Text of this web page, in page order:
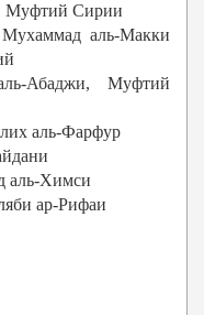
Муфтий Сирии
аль-Макки
Абаджи, Муфтий
аль-Фарфур
аль-Химси
ар-Рифаи